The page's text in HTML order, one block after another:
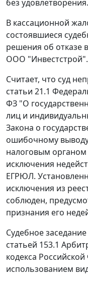
без удовлетворения.
В кассационной
состоявшиеся
решения об отказе
ООО "Инвестстрой".
Считает, что суд
статьи 21.1
ФЗ "О
лиц и
Закона о
ошибочному
налоговым
исключения
ЕГРЮЛ.
исключения из
соблюден,
признания его
Судебное
статьей 153.1
кодекса
использованием